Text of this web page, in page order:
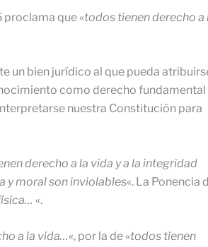
que «todos tienen derecho a
un bien jurídico al que pueda
como derecho fundamental
nuestra Constitución para
derecho a la vida y a la integridad
y moral son inviolables«. La Ponencia
«.
a la vi­da…«, por la de «todos tienen